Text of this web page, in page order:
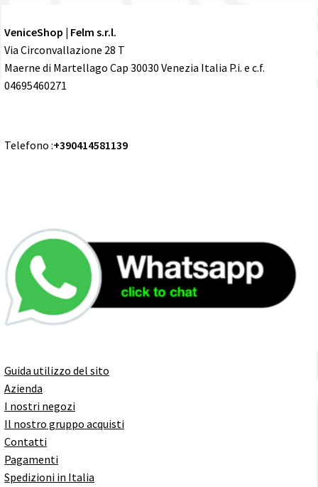
VeniceShop | Felm s.r.l.
Via Circonvallazione 28 T
Maerne di Martellago Cap 30030 Venezia Italia P.i. e c.f.
04695460271
Telefono :+390414581139
Guida utilizzo del sito
Azienda
I nostri negozi
Il nostro gruppo acquisti
Contatti
Pagamenti
Spedizioni in Italia